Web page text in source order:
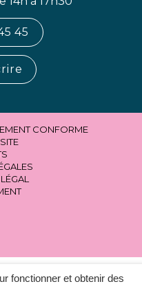
fonctionner et obtenir des
45
CONFORME